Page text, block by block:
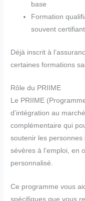
base
Formation
souvent
Déjà inscrit à
certaines formations
Rôle du PRIIME
Le PRIIME
d’intégration au
complémentaire qui
soutenir les
sévères à l’emploi, en
personnalisé.
Ce programme vous
spécifiques que vous